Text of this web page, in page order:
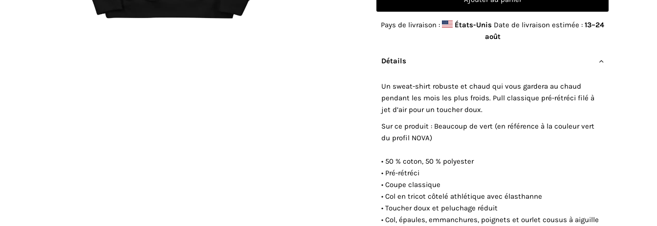
Pays de livraison : États-Unis Date de livraison estimée :13⁠–24
août
Détails
Un sweat-shirt robuste et chaud qui vous gardera au chaud
pendant les mois les plus froids. Pull classique pré-rétréci filé à
jet d’air pour un toucher doux.
Sur ce produit : Beaucoup de vert (en référence à la couleur vert
du profil NOVA)
• 50 % coton, 50 % polyester
• Pré-rétréci
• Coupe classique
• Col en tricot côtelé athlétique avec élasthanne
• Toucher doux et peluchage réduit
• Col, épaules, emmanchures, poignets et ourlet cousus à aiguille